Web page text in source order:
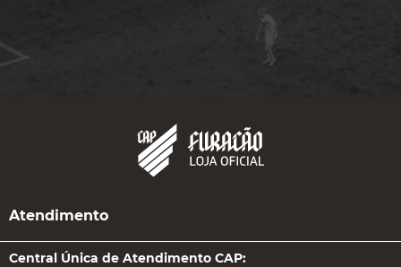
Atendimento
Central Única de Atendimento CAP: